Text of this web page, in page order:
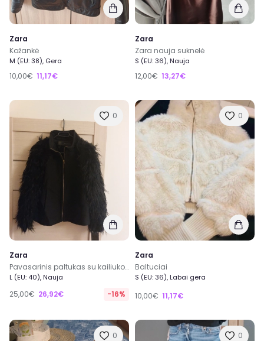
Zara
Kožankė
M (EU: 38), Gera
10,00€ 11,17€
Zara
Zara nauja suknelė
S (EU: 36), Nauja
12,00€ 13,27€
0
Zara
Pavasarinis paltukas su kailiuko apdaila
L (EU: 40), Nauja
25,00€ 26,92€ -16%
0
Zara
Baltuciai
S (EU: 36), Labai gera
10,00€ 11,17€
0 0